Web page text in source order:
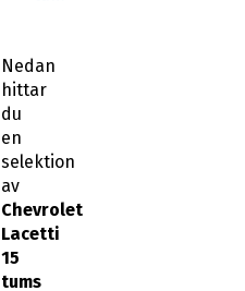
Nedan
hittar
du
en
selektion
av
Chevrolet
Lacetti
15
tums